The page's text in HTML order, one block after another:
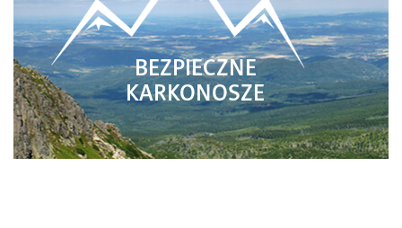
BEZPIECZNE
KARKONOSZE